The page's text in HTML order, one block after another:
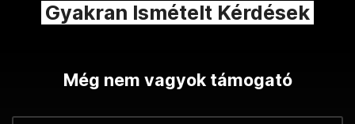
Gyakran Ismételt Kérdések
Még nem vagyok támogató